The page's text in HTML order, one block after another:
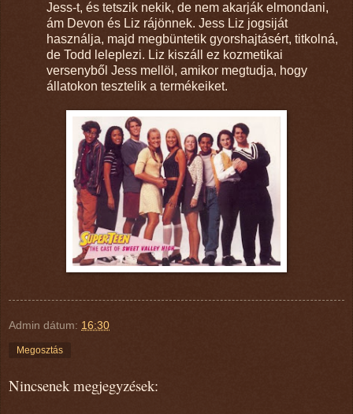
Jess-t, és tetszik nekik, de nem akarják elmondani,
ám Devon és Liz rájönnek. Jess Liz jogsiját
használja, majd megbüntetik gyorshajtásért, titkolná,
de Todd leleplezi. Liz kiszáll ez kozmetikai
versenyből Jess mellöl, amikor megtudja, hogy
állatokon tesztelik a termékeiket.
Admin dátum: 16:30
Megosztás
Nincsenek megjegyzések: